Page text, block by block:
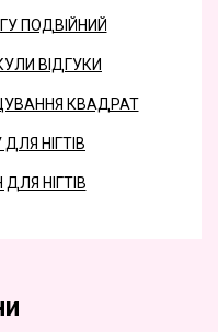
ПОДВІЙНИЙ
ВІДГУКИ
КВАДРАТ
НІГТІВ
НІГТІВ